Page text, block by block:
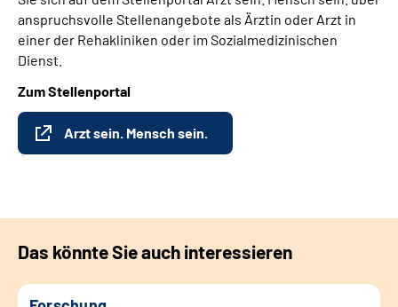
anspruchsvolle Stellenangebote als Ärztin oder Arzt in
einer der Rehakliniken oder im Sozialmedizinischen
Dienst.
Zum Stellenportal
Arzt sein. Mensch sein.
Das könnte Sie auch interessieren